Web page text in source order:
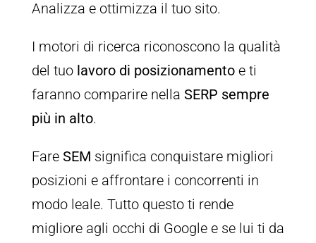
Analizza e ottimizza il tuo sito.
I motori di ricerca riconoscono la qualità
del tuo lavoro di posizionamentoe ti
faranno comparire nella SERP sempre
più in alto.
Fare SEM significa conquistare migliori
posizioni e affrontare i concorrenti in
modo leale. Tutto questo ti rende
migliore agli occhi di Google e se lui ti da